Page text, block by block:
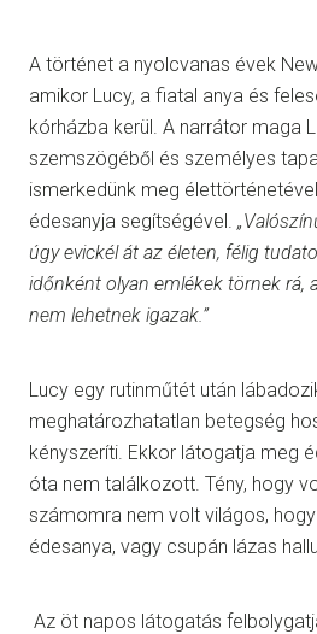
A történet a nyolcvanas évek
amikor Lucy, a fiatal anya és
kórházba kerül. A narrátor maga
szemszögéből és személyes
ismerkedünk meg
édesanyja segítségével.
úgy evickél át az életen, félig
időnként olyan emlékek törnek rá,
nem lehetnek igazak.”
Lucy egy rutinműtét után
meghatározhatatlan betegség
kényszeríti. Ekkor látogatja meg
óta nem találkozott. Tény, hogy
számomra nem volt világos,
édesanya, vagy csupán lázas
Az öt napos látogatás